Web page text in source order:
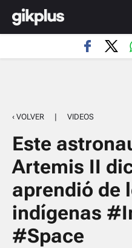
‹ VOLVER | VIDEOS
Este
Artemis II
aprendió de
indígenas
#Space